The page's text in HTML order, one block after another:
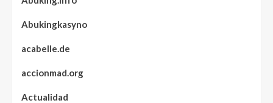
Abukingkasyno
acabelle.de
accionmad.org
Actualidad